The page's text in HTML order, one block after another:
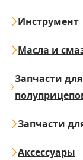
Инструмент
Масла и
Запчасти
Запчасти
Аксессуары